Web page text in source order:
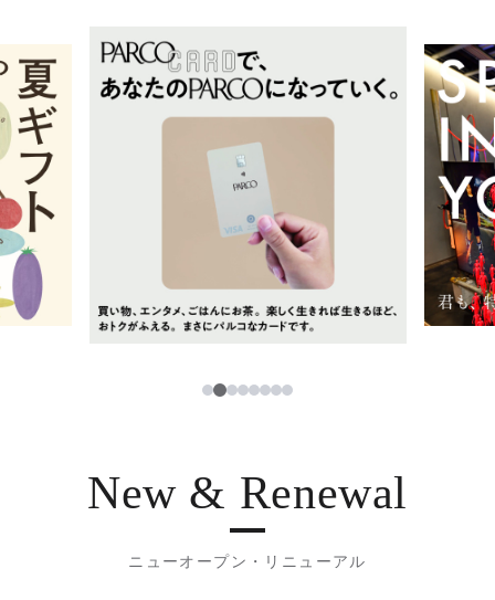
ニュース
レストラン・カフェ
TAX FREE
한국어
ภาษาไทย
日本語
1234567
New & Renewal
ニューオープン・リニューアル